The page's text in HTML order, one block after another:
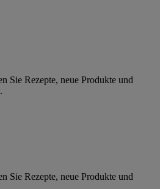
Sie Rezepte, neue Produkte und
Sie Rezepte, neue Produkte und